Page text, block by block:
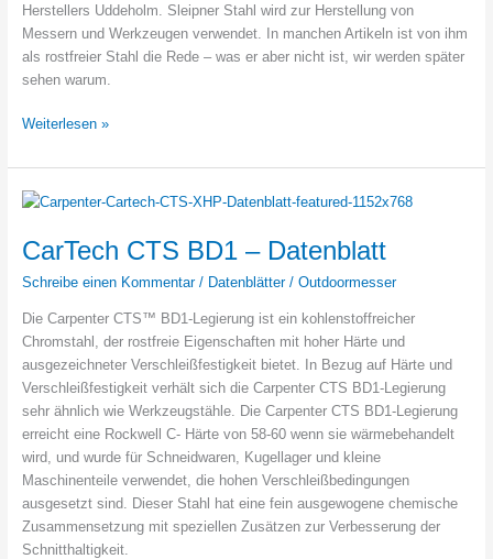
Herstellers Uddeholm. Sleipner Stahl wird zur Herstellung von
Messern und Werkzeugen verwendet. In manchen Artikeln ist von ihm
als rostfreier Stahl die Rede – was er aber nicht ist, wir werden später
sehen warum.
Was
und
wie
ist
Uddeholm
Sleipner?
Weiterlesen »
CarTech CTS BD1 – Datenblatt
Schreibe einen Kommentar / Datenblätter/ Outdoormesser
Die Carpenter CTS™ BD1-Legierung ist ein kohlenstoffreicher
Chromstahl, der rostfreie Eigenschaften mit hoher Härte und
ausgezeichneter Verschleißfestigkeit bietet. In Bezug auf Härte und
Verschleißfestigkeit verhält sich die Carpenter CTS BD1-Legierung
sehr ähnlich wie Werkzeugstähle. Die Carpenter CTS BD1-Legierung
erreicht eine Rockwell C- Härte von 58-60 wenn sie wärmebehandelt
wird, und wurde für Schneidwaren, Kugellager und kleine
Maschinenteile verwendet, die hohen Verschleißbedingungen
ausgesetzt sind. Dieser Stahl hat eine fein ausgewogene chemische
Zusammensetzung mit speziellen Zusätzen zur Verbesserung der
Schnitthaltigkeit.